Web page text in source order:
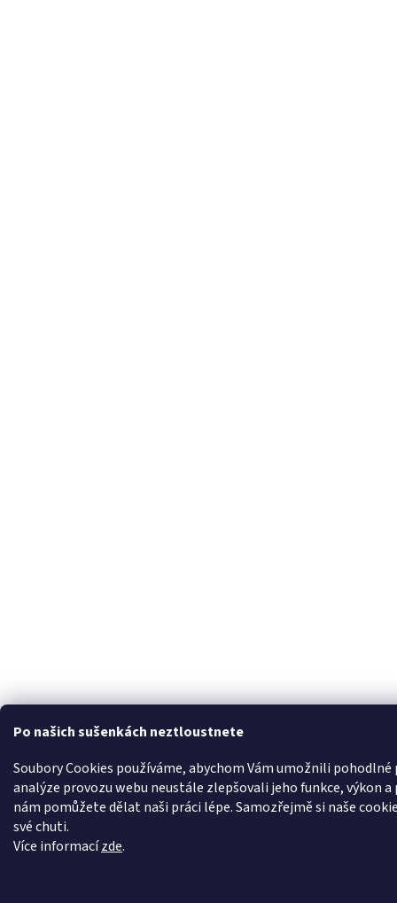
Po našich sušenkách neztloustnete
Soubory Cookies používáme, abychom Vám umožnili
analýze provozu webu neustále zlepšovali jeho funkce, výkon
nám pomůžete dělat naši práci lépe. Samozřejmě si naše
své chuti.
Více informacízde.